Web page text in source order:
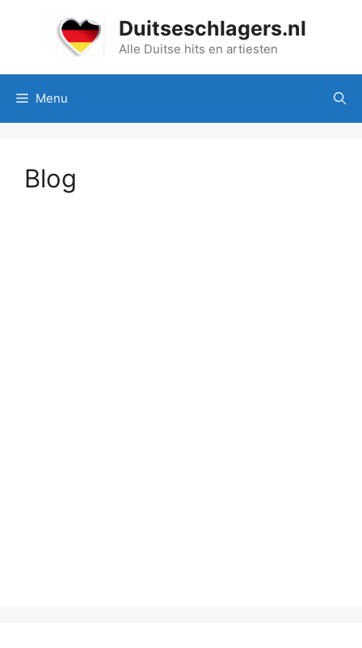
Duitseschlagers.nl
Alle Duitse hits en artiesten
Menu
Blog